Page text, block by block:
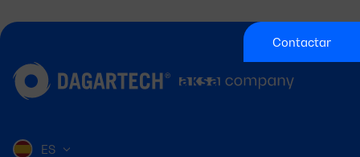
Contactar
ES